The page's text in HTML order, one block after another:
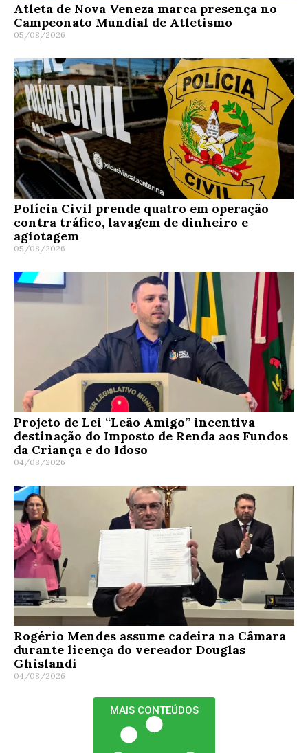
Atleta de Nova Veneza marca presença no
Campeonato Mundial de Atletismo
05/08/2026
Polícia Civil prende quatro em operação
contra tráfico, lavagem de dinheiro e
agiotagem
05/08/2026
Projeto de Lei “Leão Amigo” incentiva
destinação do Imposto de Renda aos Fundos
da Criança e do Idoso
04/08/2026
Rogério Mendes assume cadeira na Câmara
durante licença do vereador Douglas
Ghislandi
04/08/2026
MAIS CONTEÚDOS